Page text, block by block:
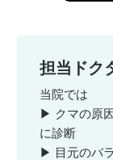
担当ドク
当院では
▶︎ クマの原
に診断
▶︎ 目元のバ